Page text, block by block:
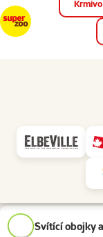
Krmivo
Vodítka
Svítící obojky